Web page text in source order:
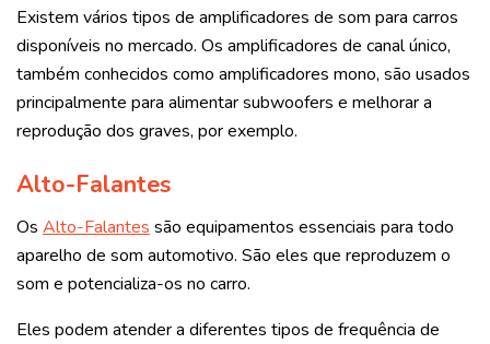
Existem vários tipos de amplificadores de som para carros
disponíveis no mercado. Os amplificadores de canal único,
também conhecidos como amplificadores mono, são usados
principalmente para alimentar subwoofers e melhorar a
reprodução dos graves, por exemplo.
Alto-Falantes
Os Alto-Falantes são equipamentos essenciais para todo
aparelho de som automotivo. São eles que reproduzem o
som e potencializa-os no carro.
Eles podem atender a diferentes tipos de frequência de